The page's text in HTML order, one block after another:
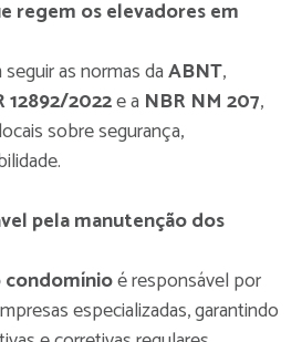
regem os elevadores em
as normas daABNT,
12892/2022e a NBR NM 207,
sobre segurança,
pela manutenção dos
é responsável por
especializadas, garantindo